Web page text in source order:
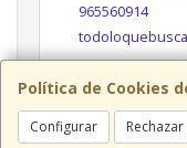
Política de Cookies
Configurar Rechazar
965560914
Horario
10h a 14h y 17h a